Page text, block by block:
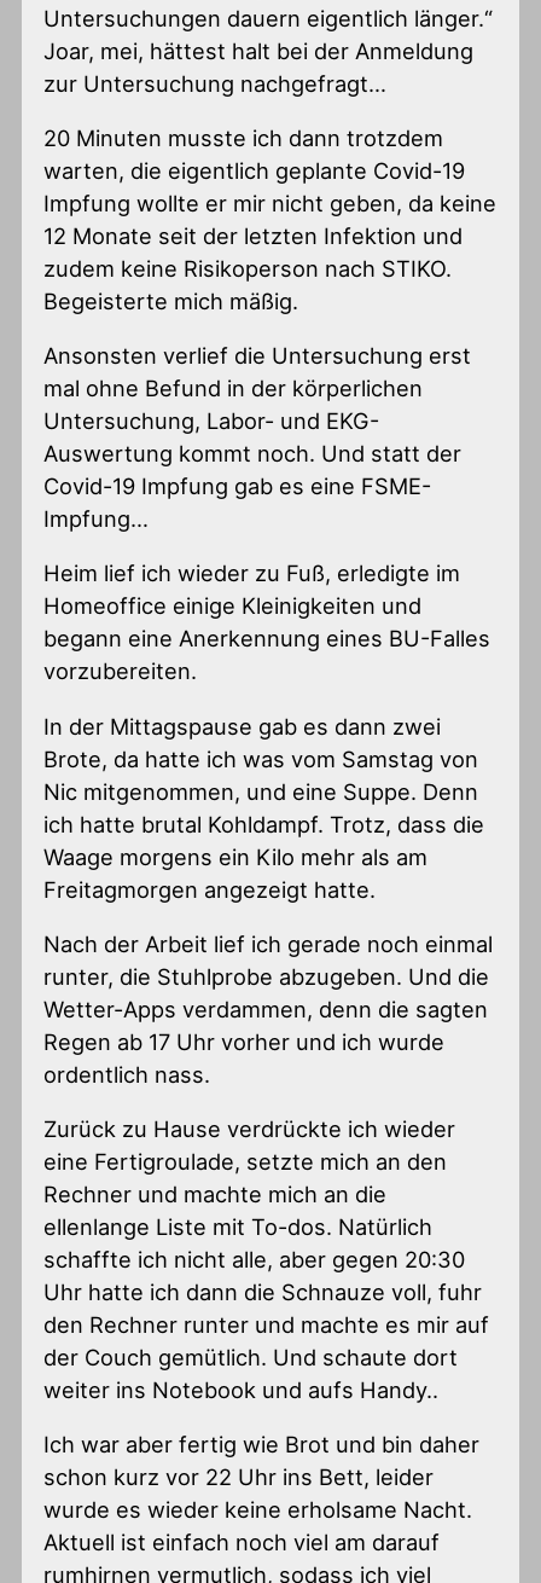
Untersuchungen dauern eigentlich länger.“
Joar, mei, hättest halt bei der Anmeldung
zur Untersuchung nachgefragt…
20 Minuten musste ich dann trotzdem
warten, die eigentlich geplante Covid-19
Impfung wollte er mir nicht geben, da keine
12 Monate seit der letzten Infektion und
zudem keine Risikoperson nach STIKO.
Begeisterte mich mäßig.
Ansonsten verlief die Untersuchung erst
mal ohne Befund in der körperlichen
Untersuchung, Labor- und EKG-
Auswertung kommt noch. Und statt der
Covid-19 Impfung gab es eine FSME-
Impfung…
Heim lief ich wieder zu Fuß, erledigte im
Homeoffice einige Kleinigkeiten und
begann eine Anerkennung eines BU-Falles
vorzubereiten.
In der Mittagspause gab es dann zwei
Brote, da hatte ich was vom Samstag von
Nic mitgenommen, und eine Suppe. Denn
ich hatte brutal Kohldampf. Trotz, dass die
Waage morgens ein Kilo mehr als am
Freitagmorgen angezeigt hatte.
Nach der Arbeit lief ich gerade noch einmal
runter, die Stuhlprobe abzugeben. Und die
Wetter-Apps verdammen, denn die sagten
Regen ab 17 Uhr vorher und ich wurde
ordentlich nass.
Zurück zu Hause verdrückte ich wieder
eine Fertigroulade, setzte mich an den
Rechner und machte mich an die
ellenlange Liste mit To-dos. Natürlich
schaffte ich nicht alle, aber gegen 20:30
Uhr hatte ich dann die Schnauze voll, fuhr
den Rechner runter und machte es mir auf
der Couch gemütlich. Und schaute dort
weiter ins Notebook und aufs Handy..
Ich war aber fertig wie Brot und bin daher
schon kurz vor 22 Uhr ins Bett, leider
wurde es wieder keine erholsame Nacht.
Aktuell ist einfach noch viel am darauf
rumhirnen vermutlich, sodass ich viel